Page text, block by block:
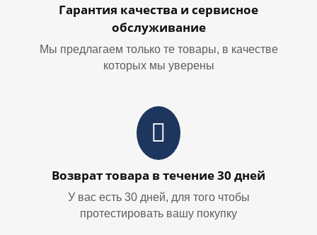
Гарантия качества и сервисное
обслуживание
Мы предлагаем только те товары, в качестве
которых мы уверены
Возврат товара в течение 30 дней
У вас есть 30 дней, для того чтобы
протестировать вашу покупку